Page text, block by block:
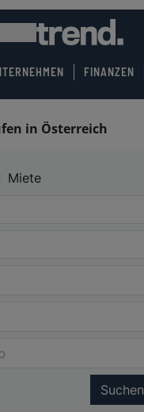
FINANZEN
in Österreich
Miete
Suchen